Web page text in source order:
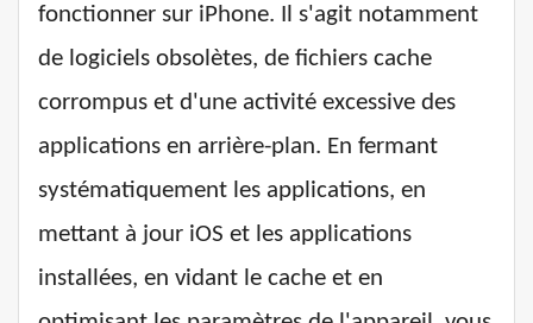
fonctionner sur iPhone. Il s'agit notamment
de logiciels obsolètes, de fichiers cache
corrompus et d'une activité excessive des
applications en arrière-plan. En fermant
systématiquement les applications, en
mettant à jour iOS et les applications
installées, en vidant le cache et en